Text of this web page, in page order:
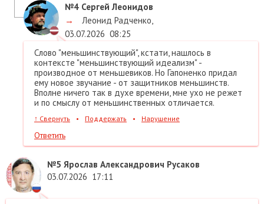
№4 Сергей Леонидов
→
Леонид Радченко,
03.07.2026 08:25
Слово "меньшинствующий", кстати, нашлось в
контексте "меньшинствующий идеализм" -
производное от меньшевиков. Но Гапоненко придал
ему новое звучание - от защитников меньшинств.
Вполне ничего так в духе времени, мне ухо не режет
и по смыслу от меньшинственных отличается.
↑ Свернуть • Поддержать • Нарушение
Ответить
№5 Ярослав Александрович Русаков
03.07.2026 17:11